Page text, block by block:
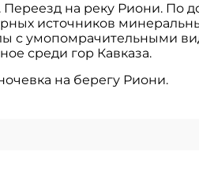
Переезд на реку Риони. По
источников
с умопомрачительными
среди гор Кавказа.
на берегу Риони.